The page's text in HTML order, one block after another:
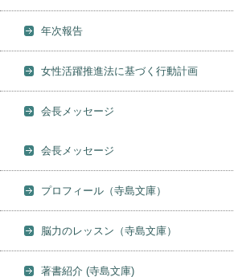
年次報告
女性活躍推進法に基づく行動計画
会長メッセージ
会長メッセージ
プロフィール（寺島文庫）
脳力のレッスン（寺島文庫）
著書紹介 (寺島文庫)